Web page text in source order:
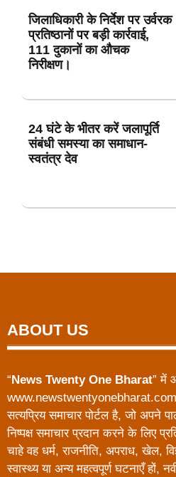
जिलाधिकारी के निर्देश पर उर्वरक
प्रतिष्ठानों पर बड़ी कार्रवाई,
111 दुकानों का औचक
निरीक्षण।
24 घंटे के भीतर करें जलापूर्ति
संबंधी समस्या का समाधान-
स्वतंत्र देव
ABOUT US
“ News Twenty One Bharat” में
सत्यप्रिय समाचार पोर्टल है, जो अपने
निष्पक्ष समाचार प्रदान करने के लिए
चाहे वह धर्म, राजनीति, अपराध, खेल,
स्वास्थ्य या अन्य महत्वपूर्ण घटनाएँ हों,